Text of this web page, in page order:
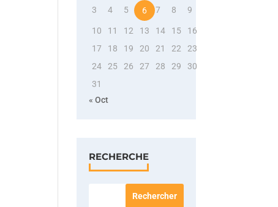
3 4 5 6 7 8 9
10 11 12 13 14 15
16
17
18 19 20 21 22
23
24
25 26 27 28 29
30
31
« Oct
RECHERCHE